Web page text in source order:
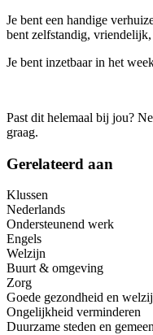
Je bent een handige
bent zelfstandig,
Je bent inzetbaar in het
Past dit helemaal bij jou?
graag.
Gerelateerd aan
Klussen
Nederlands
Ondersteunend werk
Engels
Welzijn
Buurt & omgeving
Zorg
Goede gezondheid en
Ongelijkheid verminderen
Duurzame steden en